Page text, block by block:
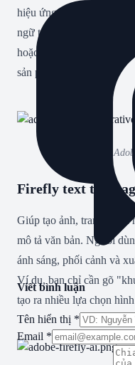
hiệu ứng, vector, brush,
ngữ tự nhiên. Người
hoặc hơn 100 ngôn ngữ
sản phẩm trực quan.
Firefly text to
Giúp tạo ảnh, tranh minh
mô tả văn bản. Người
ánh sáng, phối cảnh và
Ví dụ, bạn chỉ cần gõ
tạo ra nhiều lựa chọn
Viết bình luận
Tên hiển thị *
Email *